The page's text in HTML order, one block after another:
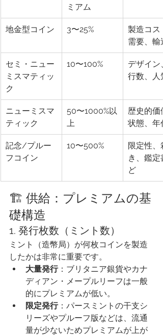
ミアム
地金型コイン 3〜25%
製造コス
需要、輸
セミ・ニュー
ミスマティッ
ク
10〜100%
デザイン
行数、人
ニューミスマ
ティック
50〜1000%以
上
歴史的価
状態、年
記念/プルー
フコイン
10〜500%
限定性、
き、鑑定
ど
🏗️ 供給：プレミアムの基
礎構造
1. 発行枚数（ミント数）
ミント（造幣局）が何枚コインを製造
したかは非常に重要です。
大量発行：ブリタニア銀貨やカナ
ディアン・メープルリーフは一般
的にプレミアムが低い。
限定発行：パースミントの干支シ
リーズやプルーフ版などは、流通
量が少ないためプレミアムが上が